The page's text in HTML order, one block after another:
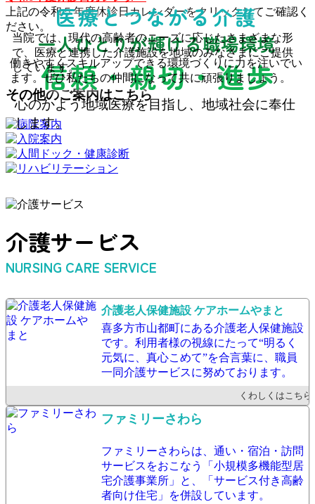
信頼・親切・進歩
心のかよう地域医療を目指し、地域社会に奉仕
します。
一人ひとりが輝ける職場環境
働きやすくスキルアップできる環境づくりに力を注いでい
ます。ぜひ私たちの仲間になって共に頑張りましょう。
医療とつながる介護
当院では、現代の高齢者のニーズに応じたさまざまな形
で、医療と連携した介護施設を地域のみなさまにご提供
しています。
上記の令和５年度休診日カレンダーをクリックしてご確認く
ださい。
その他のご案内はこちら
介護サービス
NURSING CARE SERVICE
介護老人保健施設 ケアホームやまと
喜多方市山都町にある介護老人保健施設
です。利用者様の視線にたって“明るく
元気に、真心こめて”を合言葉に、職員
一同介護サービスに努めております。
くわしくはこちら
ファミリーさわら
ファミリーさわらは、通い・宿泊・訪問
サービスをおこなう「小規模多機能型居
宅介護事業所」と、「サービス付き高齢
者向け住宅」を併設しています。